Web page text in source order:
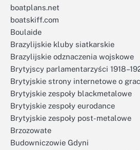
boatplans.net
boatskiff.com
Boulaide
Brazylijskie kluby siatkarskie
Brazylijskie odznaczenia wojskowe
Brytyjscy parlamentarzyści
Brytyjskie strony internetowe o
Brytyjskie zespoły blackmetalowe
Brytyjskie zespoły eurodance
Brytyjskie zespoły post-metalowe
Brzozowate
Budowniczowie Gdyni